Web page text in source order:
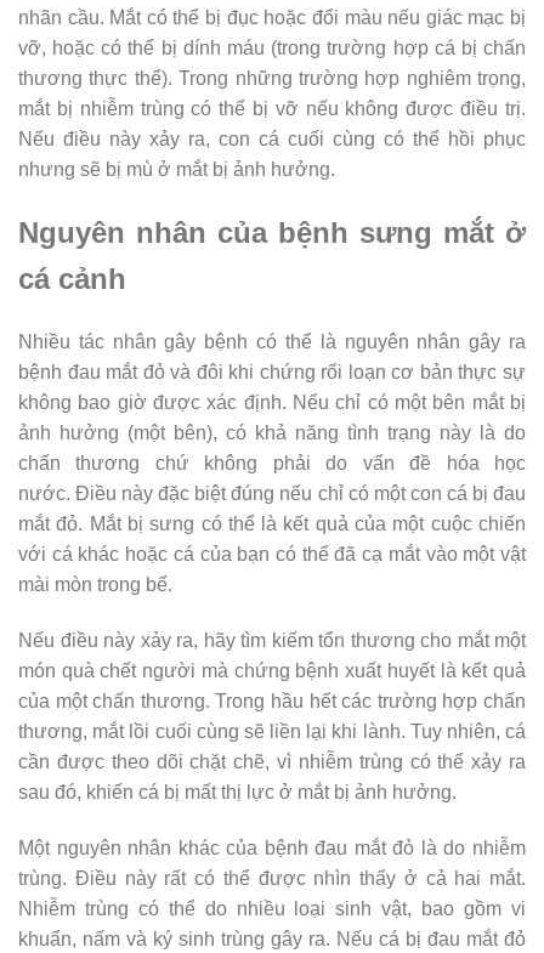
nhãn cầu. Mắt có thể bị đục hoặc đổi màu nếu giác mạc bị
vỡ, hoặc có thể bị dính máu (trong trường hợp cá bị chấn
thương thực thể). Trong những trường hợp nghiêm trọng,
mắt bị nhiễm trùng có thể bị vỡ nếu không được điều trị.
Nếu điều này xảy ra, con cá cuối cùng có thể hồi phục
nhưng sẽ bị mù ở mắt bị ảnh hưởng.
Nguyên nhân của bệnh sưng mắt ở
cá cảnh
Nhiều tác nhân gây bệnh có thể là nguyên nhân gây ra
bệnh đau mắt đỏ và đôi khi chứng rối loạn cơ bản thực sự
không bao giờ được xác định. Nếu chỉ có một bên mắt bị
ảnh hưởng (một bên), có khả năng tình trạng này là do
chấn thương chứ không phải do vấn đề hóa học
nước. Điều này đặc biệt đúng nếu chỉ có một con cá bị đau
mắt đỏ. Mắt bị sưng có thể là kết quả của một cuộc chiến
với cá khác hoặc cá của bạn có thể đã cạ mắt vào một vật
mài mòn trong bể.
Nếu điều này xảy ra, hãy tìm kiếm tổn thương cho mắt một
món quà chết người mà chứng bệnh xuất huyết là kết quả
của một chấn thương. Trong hầu hết các trường hợp chấn
thương, mắt lồi cuối cùng sẽ liền lại khi lành. Tuy nhiên, cá
cần được theo dõi chặt chẽ, vì nhiễm trùng có thể xảy ra
sau đó, khiến cá bị mất thị lực ở mắt bị ảnh hưởng.
Một nguyên nhân khác của bệnh đau mắt đỏ là do nhiễm
trùng. Điều này rất có thể được nhìn thấy ở cả hai mắt.
Nhiễm trùng có thể do nhiều loại sinh vật, bao gồm vi
khuẩn, nấm và ký sinh trùng gây ra. Nếu cá bị đau mắt đỏ